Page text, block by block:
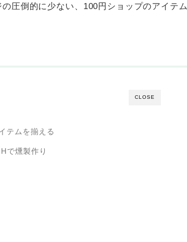
圧倒的に少ない、100円ショップのアイテム
CLOSE
テムを揃える
で燻製作り